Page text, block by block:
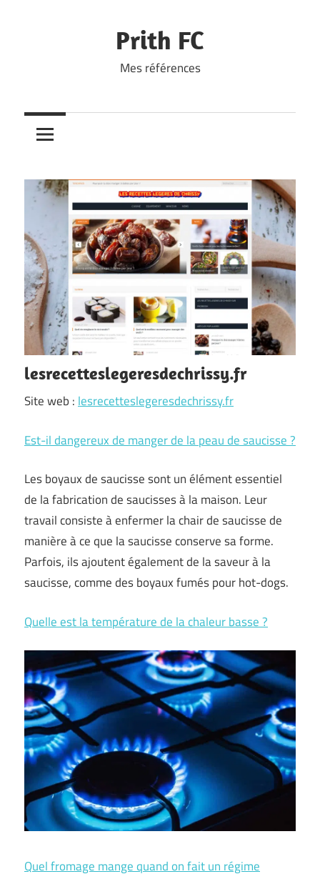
Prith FC
Mes références
lesrecetteslegeresdechrissy.fr
Site web : lesrecetteslegeresdechrissy.fr
Est-il dangereux de manger de la peau de saucisse ?
Les boyaux de saucisse sont un élément essentiel
de la fabrication de saucisses à la maison. Leur
travail consiste à enfermer la chair de saucisse de
manière à ce que la saucisse conserve sa forme.
Parfois, ils ajoutent également de la saveur à la
saucisse, comme des boyaux fumés pour hot-dogs.
Quelle est la température de la chaleur basse ?
Quel fromage mange quand on fait un régime